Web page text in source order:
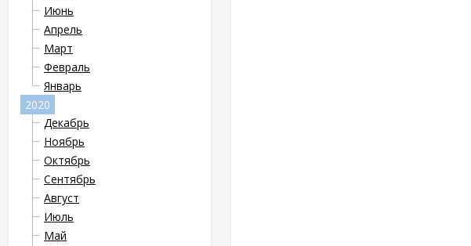
Июнь
Апрель
Март
Февраль
Январь
2020
Декабрь
Ноябрь
Октябрь
Сентябрь
Август
Июль
Май